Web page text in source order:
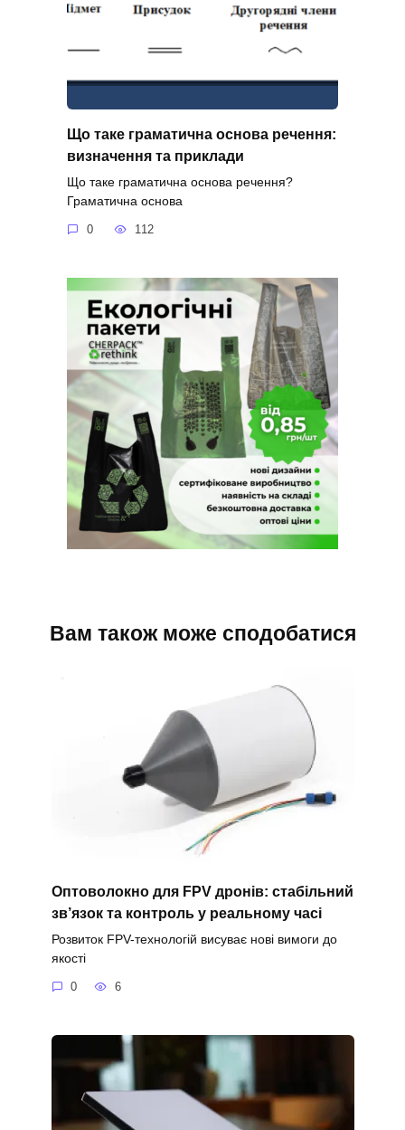
Що таке граматична основа речення:
визначення та приклади
Що таке граматична основа речення?
Граматична основа
0 112
Вам також може сподобатися
Оптоволокно для FPV дронів: стабільний
зв’язок та контроль у реальному часі
Розвиток FPV-технологій висуває нові вимоги до
якості
0 6